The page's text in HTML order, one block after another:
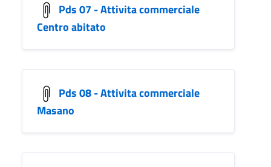
Pds 07 - Attivita commerciale
Centro abitato
Pds 08 - Attivita commerciale
Masano